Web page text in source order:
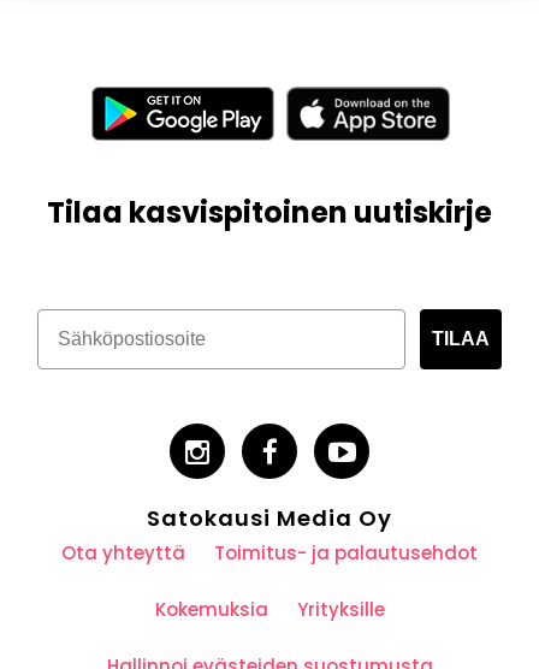
Tilaa kasvispitoinen uutiskirje
TILAA
Satokausi Media Oy
Ota yhteyttä Toimitus- ja palautusehdot
Kokemuksia Yrityksille